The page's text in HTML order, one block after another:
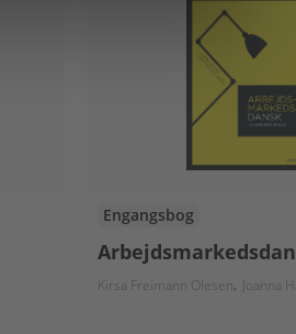
Engangsbog
Kirsa Freimann Olesen Joanna